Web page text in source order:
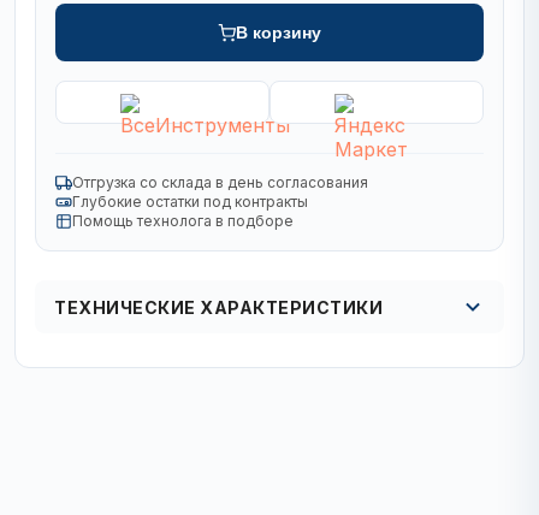
В корзину
Отгрузка со склада в день согласования
Глубокие остатки под контракты
Помощь технолога в подборе
ТЕХНИЧЕСКИЕ ХАРАКТЕРИСТИКИ
Кол в упаковке